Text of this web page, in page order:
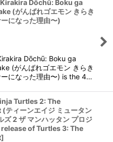
Dōchū: Boku ga
(がんばれゴエモン きらき
になった理由〜)
Dōchū: Boku ga
(がんばれゴエモン きらき
ーになった理由〜) is the 4…
Turtles 2: The
ィーンエイジ ミュータン
ズ 2 ザ マンハッタン プロジ
of Turtles 3: The